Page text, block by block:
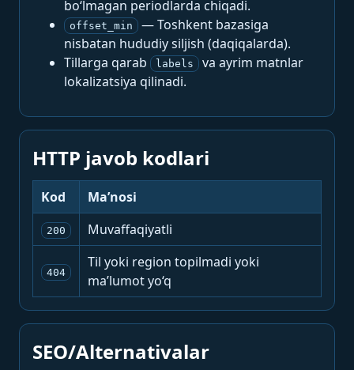
bo‘lmagan periodlarda chiqadi.
offset_min
— Toshkent bazasiga
nisbatan hududiy siljish (daqiqalarda).
Tillarga qarab
labels
va ayrim matnlar
lokalizatsiya qilinadi.
HTTP javob kodlari
Kod Ma’nosi
200 Muvaffaqiyatli
404
Til yoki region topilmadi yoki
ma’lumot yo‘q
SEO/Alternativalar